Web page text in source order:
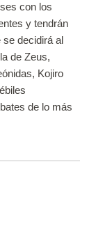
con los
y tendrán
se decidirá al
de Zeus,
Kojiro
de lo más